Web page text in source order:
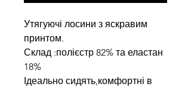
Утягуючі лосини з яскравим
принтом.
Склад :полієстр 82% та еластан
18%
Ідеально сидять,комфортні в